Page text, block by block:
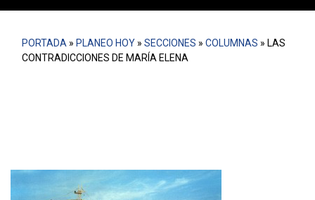
PORTADA » PLANEO HOY » SECCIONES » COLUMNAS » LAS
CONTRADICCIONES DE MARÍA ELENA